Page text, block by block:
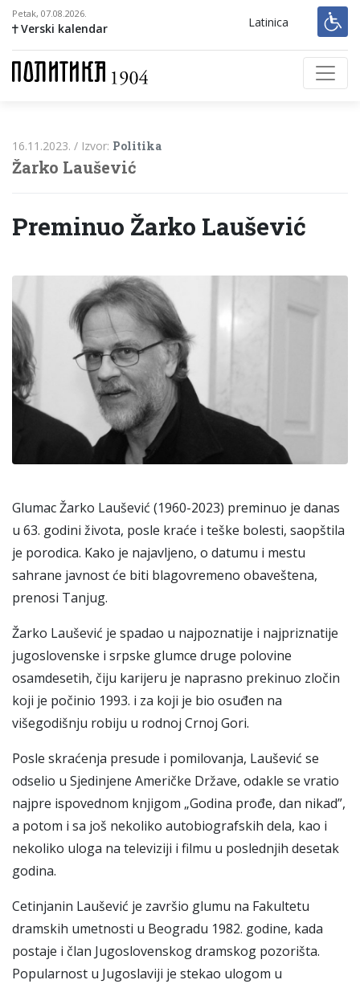
Petak, 07.08.2026.
Verski kalendar Latinica
Žarko Laušević
16.11.2023. / Izvor: Politika
Preminuo Žarko Laušević
Glumac Žarko Laušević (1960-2023) preminuo je danas
u 63. godini života, posle kraće i teške bolesti, saopštila
je porodica. Kako je najavljeno, o datumu i mestu
sahrane javnost će biti blagovremeno obaveštena,
prenosi Tanjug.
Žarko Laušević je spadao u najpoznatije i najpriznatije
jugoslovenske i srpske glumce druge polovine
osamdesetih, čiju karijeru je naprasno prekinuo zločin
koji je počinio 1993. i za koji je bio osuđen na
višegodišnju robiju u rodnoj Crnoj Gori.
Posle skraćenja presude i pomilovanja, Laušević se
odselio u Sjedinjene Američke Države, odakle se vratio
najpre ispovednom knjigom „Godina prođe, dan nikad”,
a potom i sa još nekoliko autobiografskih dela, kao i
nekoliko uloga na televiziji i filmu u poslednjih desetak
godina.
Cetinjanin Laušević je završio glumu na Fakultetu
dramskih umetnosti u Beogradu 1982. godine, kada
postaje i član Jugoslovenskog dramskog pozorišta.
Popularnost u Jugoslaviji je stekao ulogom u